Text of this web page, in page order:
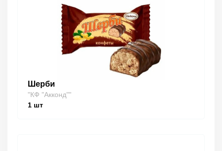
Шерби
"КФ "Акконд""
1 шт